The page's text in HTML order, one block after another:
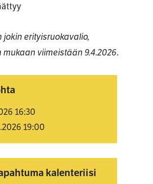
jokin erityisruokavalio,
viimeistään 9.4.2026.
16:30
19:00
kalenteriisi